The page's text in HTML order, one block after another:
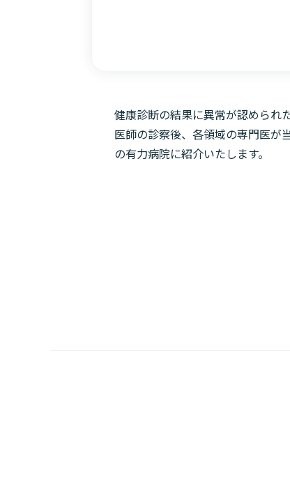
健康診断の結果に異常が認められ
医師の診察後、各領域の専門医が
の有力病院に紹介いたします。